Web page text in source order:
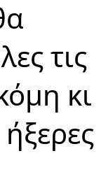
τις
κι